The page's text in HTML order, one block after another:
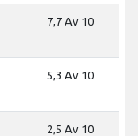
7,7 Av 10
5,3 Av 10
2,5 Av 10